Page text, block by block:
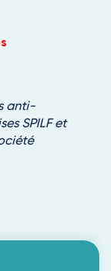
anti-
SPILF et